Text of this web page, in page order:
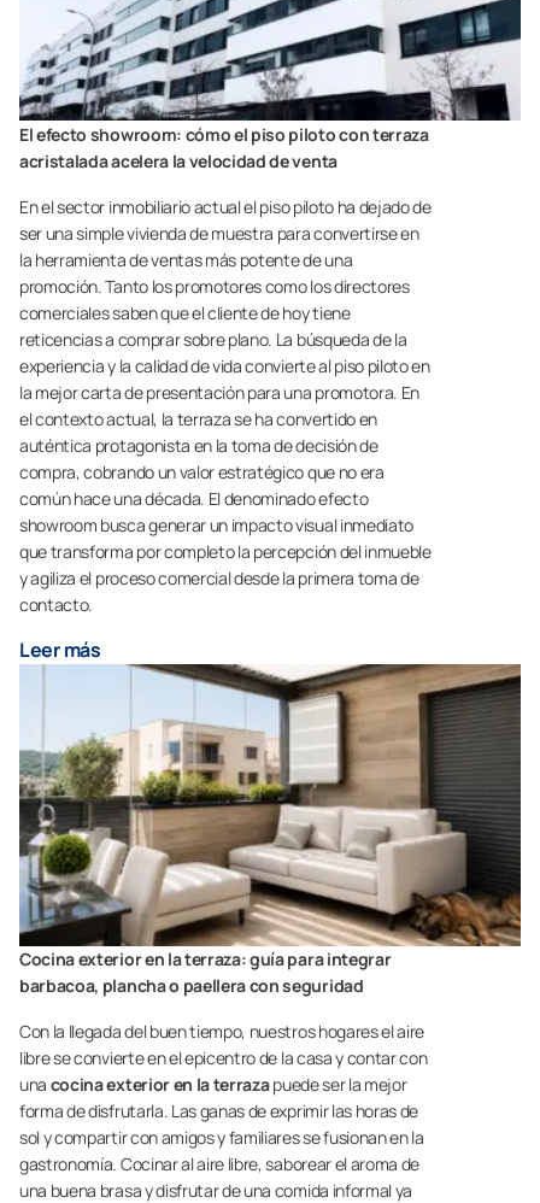
El efecto showroom: cómo el piso piloto con terraza
acristalada acelera la velocidad de venta
En el sector inmobiliario actual el piso piloto ha dejado de
ser una simple vivienda de muestra para convertirse en
la herramienta de ventas más potente de una
promoción. Tanto los promotores como los directores
comerciales saben que el cliente de hoy tiene
reticencias a comprar sobre plano. La búsqueda de la
experiencia y la calidad de vida convierte al piso piloto en
la mejor carta de presentación para una promotora. En
el contexto actual, la terraza se ha convertido en
auténtica protagonista en la toma de decisión de
compra, cobrando un valor estratégico que no era
común hace una década. El denominado efecto
showroom busca generar un impacto visual inmediato
que transforma por completo la percepción del inmueble
y agiliza el proceso comercial desde la primera toma de
contacto.
Leer más
Cocina exterior en la terraza: guía para integrar
barbacoa, plancha o paellera con seguridad
Con la llegada del buen tiempo, nuestros hogares el aire
libre se convierte en el epicentro de la casa y contar con
una cocina exterior en la terrazapuede ser la mejor
forma de disfrutarla. Las ganas de exprimir las horas de
sol y compartir con amigos y familiares se fusionan en la
gastronomía. Cocinar al aire libre, saborear el aroma de
una buena brasa y disfrutar de una comida informal ya